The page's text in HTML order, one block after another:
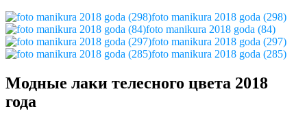
foto manikura 2018 goda (298)
foto manikura 2018 goda (84)
foto manikura 2018 goda (297)
foto manikura 2018 goda (285)
Модные лаки телесного цвета 2018
года